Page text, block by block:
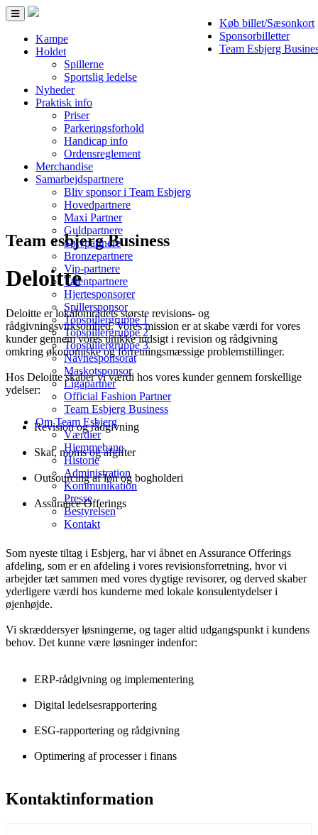
Køb billet/Sæsonkort
Sponsorbilletter
Team Esbjerg
Toggle
navigation
Kampe
Holdet
Spillerne
Sportslig ledelse
Nyheder
Praktisk info
Priser
Parkeringsforhold
Handicap info
Ordensreglement
Merchandise
Samarbejdspartnere
Bliv sponsor i Team Esbjerg
Hovedpartnere
Maxi Partner
Guldpartnere
Sølvpartnere
Bronzepartnere
Vip-partnere
Talentpartnere
Hjertesponsorer
Spillersponsor
Topspillergruppe 1
Topspillergruppe 2
Topspillergruppe 3
Navnesponsorat
Maskotsponsor
Ligapartner
Official Fashion Partner
Team Esbjerg Business
Om Team Esbjerg
Værdier
Hjemmebane
Historie
Administration
Kommunikation
Presse
Bestyrelsen
Kontakt
Team esbjerg Business
Deloitte
Deloitte er lokalområdets største revisions- og
rådgivningsvirksomhed. Vores mission er at skabe værdi for vores
kunder gennem vores unikke indsigt i revision og rådgivning
omkring økonomiske og forretningsmæssige problemstillinger.
Hos Deloitte skaber vi værdi hos vores kunder gennem forskellige
ydelser:
Revision og rådgivning
Skat, moms og afgifter
Outsourcing af løn og bogholderi
Assurance Offerings
Som nyeste tiltag i Esbjerg, har vi åbnet en Assurance Offerings
afdeling, som er en afdeling i vores revisionsforretning, hvor vi
arbejder tæt sammen med vores dygtige revisorer, og derved skaber
yderligere værdi hos kunderne med lokale konsulentydelser i
øjenhøjde.
Vi skræddersyer løsningerne, og tager altid udgangspunkt i kundens
behov. Det kunne være løsninger indenfor:
ERP-rådgivning og implementering
Digital ledelsesrapportering
ESG-rapportering og rådgivning
Optimering af processer i finans
Kontaktinformation